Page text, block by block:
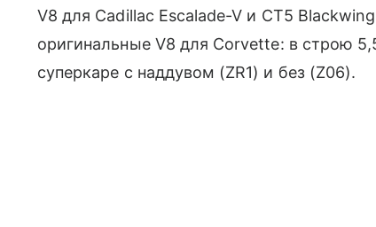
V8 для Cadillac Escalade-V и CT5
оригинальные V8 для Corvette: в строю
суперкаре с наддувом (ZR1) и без (Z06).